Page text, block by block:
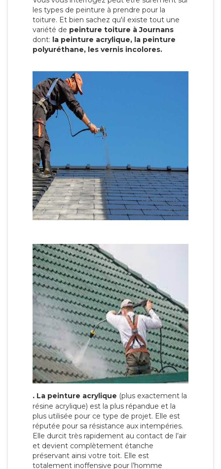
les types de peinture à prendre pour la
toiture. Et bien sachez qu'il existe tout une
variété de peinture toiture à Journans
dont: la peinture acrylique, la peinture
polyuréthane, les vernis incolores.
. La peinture acrylique (plus exactement la
résine acrylique) est la plus répandue et la
plus utilisée pour ce type de projet. Elle est
réputée pour sa résistance aux intempéries.
Elle durcit très rapidement au contact de l’air
et devient complètement étanche
préservant ainsi votre toit. Elle est
totalement inoffensive pour l’homme